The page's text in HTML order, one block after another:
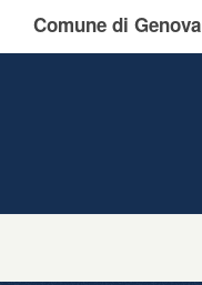
Comune di Genova